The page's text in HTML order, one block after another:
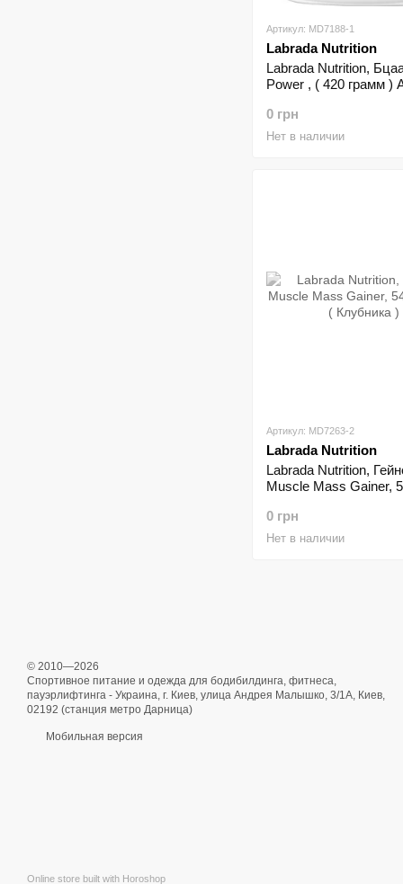
Артикул: MD7188-1
Labrada Nutrition
Labrada Nutrition,
Power , ( 420 грамм )
0 грн
Нет в наличии
Артикул: MD7263-2
Labrada Nutrition
Labrada Nutrition,
Muscle Mass Gainer,
0 грн
Нет в наличии
© 2010—2026
Спортивное питание и одежда для бодибилдинга, фитнеса,
пауэрлифтинга - Украина, г. Киев, улица Андрея Малышко, 3/1А, Киев,
02192 (станция метро Дарница)
Мобильная версия
Online store built with Horoshop